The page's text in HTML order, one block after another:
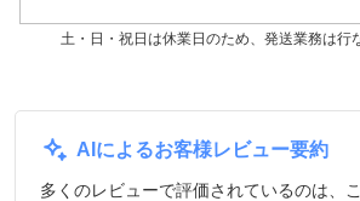
土・日・祝日は休業日のため、発送業務は行
AIによるお客様レビュー要約
多くのレビューで評価されているのは、